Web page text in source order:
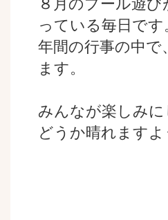
８月のプール遊
っている毎日です
年間の行事の中
ます。
みんなが楽しみ
どうか晴れま